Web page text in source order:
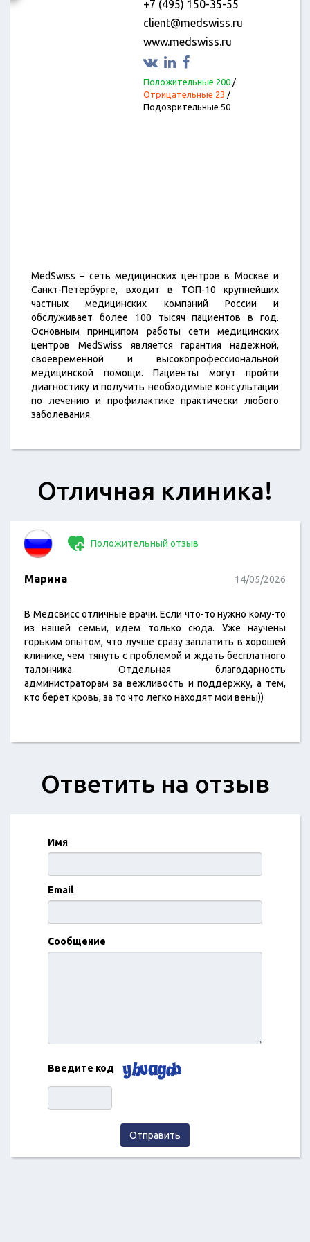
+7 (495) 150-35-55
client@medswiss.ru
www.medswiss.ru
Положительные 200/
Отрицательные 23 /
Подозрительные 50
MedSwiss – сеть медицинских центров в Москве и
Санкт-Петербурге, входит в ТОП-10 крупнейших
частных медицинских компаний России и
обслуживает более 100 тысяч пациентов в год.
Основным принципом работы сети медицинских
центров MedSwiss является гарантия надежной,
своевременной и высокопрофессиональной
медицинской помощи. Пациенты могут пройти
диагностику и получить необходимые консультации
по лечению и профилактике практически любого
заболевания.
Отличная клиника!
Положительный отзыв
Марина 14/05/2026
В Медсвисс отличные врачи. Если что-то нужно кому-то
из нашей семьи, идем только сюда. Уже научены
горьким опытом, что лучше сразу заплатить в хорошей
клинике, чем тянуть с проблемой и ждать бесплатного
талончика. Отдельная благодарность
администраторам за вежливость и поддержку, а тем,
кто берет кровь, за то что легко находят мои вены))
Ответить на отзыв
Имя
Email
Сообщение
Введите код
Отправить